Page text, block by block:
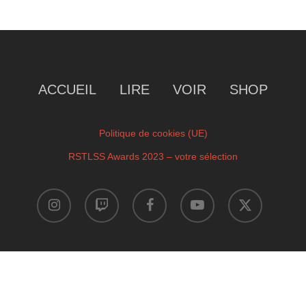
ACCUEIL LIRE VOIR SHOP
Politique de cookies (UE)
RSTLSS Awards 2023 – votre sélection
instagram twitch facebook youtube
x-
twitter